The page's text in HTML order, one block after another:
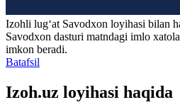
Izohli lugʻat Savodxon loyihasi bilan
Savodxon dasturi matndagi imlo
imkon beradi.
Batafsil
Izoh.uz loyihasi haqida